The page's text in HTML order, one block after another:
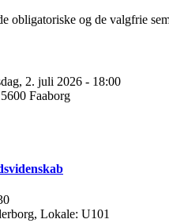
obligatoriske og de valgfrie
2. juli 2026 - 18:00
Faaborg
Lokale: U101